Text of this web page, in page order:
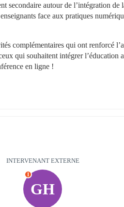
secondaire autour de l’intégration
face aux pratiques
complémentaires qui ont renforcé
qui souhaitent intégrer
en ligne !
INTERVENANT EXTERNE
GH
I